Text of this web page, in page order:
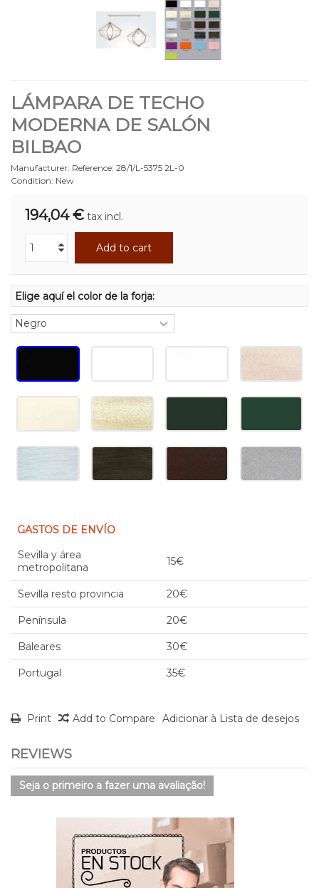
LÁMPARA DE TECHO
MODERNA DE SALÓN
BILBAO
Manufacturer: Reference: 28/1/L-5375 2L-0
Condition: New
194,04 € tax incl.
Add to cart
Elige aquí el color de la forja:
GASTOS DE ENVÍO
Sevilla y área
metropolitana
15€
Sevilla resto provincia 20€
Península 20€
Baleares 30€
Portugal 35€
Print Add to Compare Adicionar à Lista de desejos
REVIEWS
Seja o primeiro a fazer uma avaliação!